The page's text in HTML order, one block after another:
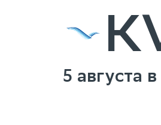
5 августа